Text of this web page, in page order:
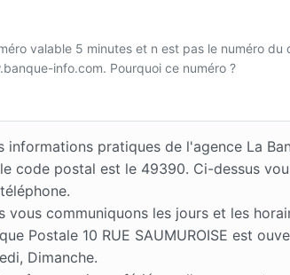
valable 5 minutes et n est pas le numéro
info.com. Pourquoi ce numéro ?
informations pratiques de l'agence La
code postal est le 49390. Ci-dessus
vous communiquons les jours et les
Postale 10 RUE SAUMUROISE est
Dimanche.